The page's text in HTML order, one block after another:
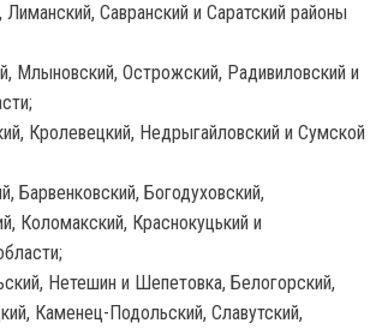
Савранский и Саратский районы
Млыновский, Острожский, Радивиловский и
Кролевецкий, Недрыгайловский и Сумской
Барвенковский, Богодуховский,
Коломакский, Краснокуцький и
Нетешин и Шепетовка, Белогорский,
Каменец-Подольский, Славутский,